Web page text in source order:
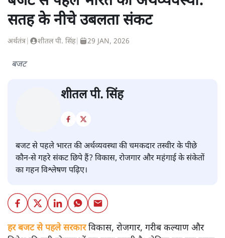
सतह के नीचे उबलता संकट
अर्थतंत्र शीतल पी. सिंह| 29 JAN, 2026
शीतल पी. सिंह